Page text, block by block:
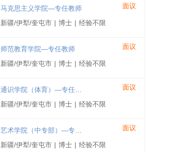
马克思主义学院—专任教师 面议
新疆/伊犁/奎屯市 | 博士 | 经验不限
师范教育学院—专任教师 面议
新疆/伊犁/奎屯市 | 博士 | 经验不限
面议
新疆/伊犁/奎屯市 | 博士 | 经验不限
面议
新疆/伊犁/奎屯市 | 博士 | 经验不限